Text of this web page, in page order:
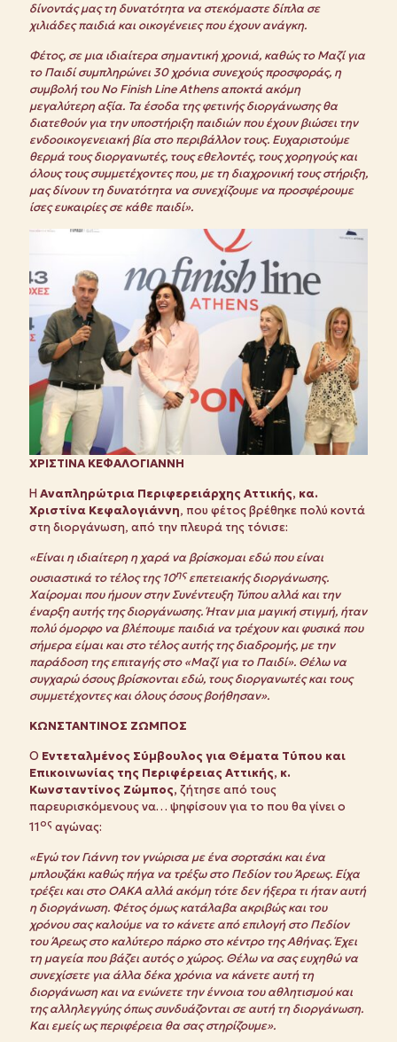
δίνοντάς μας τη δυνατότητα να στεκόμαστε δίπλα σε
χιλιάδες παιδιά και οικογένειες που έχουν ανάγκη.
Φέτος, σε μια ιδιαίτερα σημαντική χρονιά, καθώς το Μαζί για
το Παιδί συμπληρώνει 30 χρόνια συνεχούς προσφοράς, η
συμβολή του No Finish Line Athens αποκτά ακόμη
μεγαλύτερη αξία. Τα έσοδα της φετινής διοργάνωσης θα
διατεθούν για την υποστήριξη παιδιών που έχουν βιώσει την
ενδοοικογενειακή βία στο περιβάλλον τους. Ευχαριστούμε
θερμά τους διοργανωτές, τους εθελοντές, τους χορηγούς και
όλους τους συμμετέχοντες που, με τη διαχρονική τους στήριξη,
μας δίνουν τη δυνατότητα να συνεχίζουμε να προσφέρουμε
ίσες ευκαιρίες σε κάθε παιδί».
ΧΡΙΣΤΙΝΑ ΚΕΦΑΛΟΓΙΑΝΝΗ
ΗΑναπληρώτρια Περιφερειάρχης Αττικής, κα.
Χριστίνα Κεφαλογιάννη, που φέτος βρέθηκε πολύ κοντά
στη διοργάνωση, από την πλευρά της τόνισε:
«Είναι η ιδιαίτερη η χαρά να βρίσκομαι εδώ που είναι
ουσιαστικά το τέλος της 10ηςεπετειακής διοργάνωσης.
Χαίρομαι που ήμουν στην Συνέντευξη Τύπου αλλά και την
έναρξη αυτής της διοργάνωσης. Ήταν μια μαγική στιγμή, ήταν
πολύ όμορφο να βλέπουμε παιδιά να τρέχουν και φυσικά που
σήμερα είμαι και στο τέλος αυτής της διαδρομής, με την
παράδοση της επιταγής στο «Μαζί για το Παιδί». Θέλω να
συγχαρώ όσους βρίσκονται εδώ, τους διοργανωτές και τους
συμμετέχοντες και όλους όσους βοήθησαν».
ΚΩΝΣΤΑΝΤΙΝΟΣ ΖΩΜΠΟΣ
Ο Εντεταλμένος Σύμβουλος για Θέματα Τύπου και
Επικοινωνίας της Περιφέρειας Αττικής, κ.
Κωνσταντίνος Ζώμπος, ζήτησε από τους
παρευρισκόμενους να… ψηφίσουν για το που θα γίνει ο
11ος αγώνας:
«Εγώ τον Γιάννη τον γνώρισα με ένα σορτσάκι και ένα
μπλουζάκι καθώς πήγα να τρέξω στο Πεδίον του Άρεως. Είχα
τρέξει και στο ΟΑΚΑ αλλά ακόμη τότε δεν ήξερα τι ήταν αυτή
η διοργάνωση. Φέτος όμως κατάλαβα ακριβώς και του
χρόνου σας καλούμε να το κάνετε από επιλογή στο Πεδίον
του Άρεως στο καλύτερο πάρκο στο κέντρο της Αθήνας. Έχει
τη μαγεία που βάζει αυτός ο χώρος. Θέλω να σας ευχηθώ να
συνεχίσετε για άλλα δέκα χρόνια να κάνετε αυτή τη
διοργάνωση και να ενώνετε την έννοια του αθλητισμού και
της αλληλεγγύης όπως συνδυάζονται σε αυτή τη διοργάνωση.
Και εμείς ως περιφέρεια θα σας στηρίζουμε».